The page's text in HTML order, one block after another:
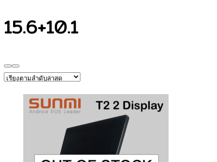
15.6+10.1